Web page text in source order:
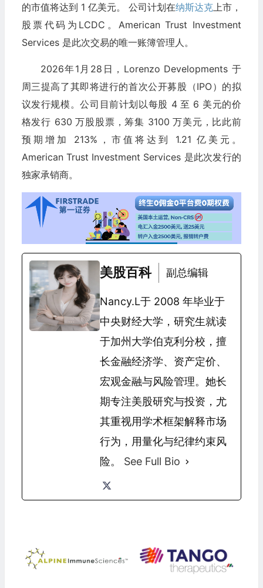
的市值将达到 1 亿美元。 公司计划在纳斯达克上市，
股票代码为LCDC。American Trust Investment
Services 是此次交易的唯一账簿管理人。
2026年1月28日，Lorenzo Developments 于
周三提高了其即将进行的首次公开募股（IPO）的拟
议发行规模。公司目前计划以每股 4 至 6 美元的价
格发行 630 万股股票，筹集 3100 万美元，比此前
预期增加 213%，市值将达到 1.21 亿美元。
American Trust Investment Services 是此次发行的
独家承销商。
美股百科 副总编辑
Nancy.L于 2008 年毕业于
中央财经大学，研究生就读
于加州大学伯克利分校，擅
长金融经济学、资产定价、
宏观金融与风险管理。她长
期专注美股研究与投资，尤
其重视用学术框架解释市场
行为，用量化与纪律约束风
险。 See Full Bio